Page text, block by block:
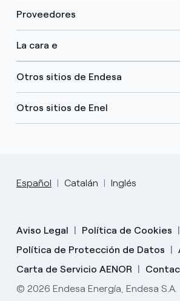
Proveedores
La cara e
Otros sitios de Endesa
Otros sitios de Enel
Español Catalán Inglés
Aviso Legal
Política de Cookies
Política de Protección de Datos
Carta de Servicio AENOR
© 2026 Endesa Energía, Endesa S.A.